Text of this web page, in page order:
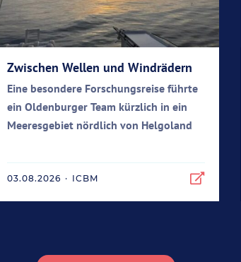
Zwischen Wellen und Windrädern
Eine besondere Forschungsreise führte
ein Oldenburger Team kürzlich in ein
Meeresgebiet nördlich von Helgoland
03.08.2026 · ICBM